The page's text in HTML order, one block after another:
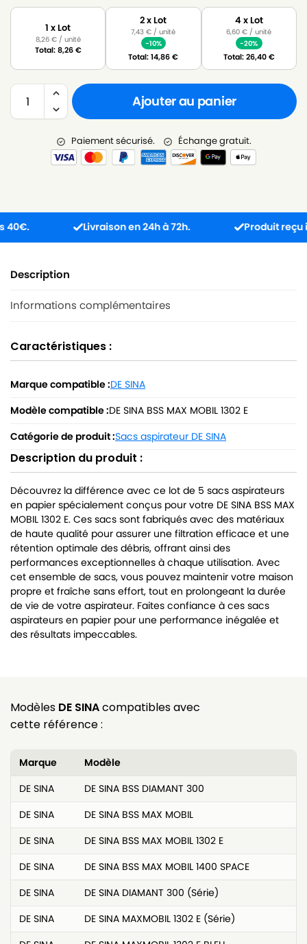
1 x Lot
8,26 €/ unité
Total:8,26€
2 x Lot
7,43€ / unité
-10%
Total:14,86€
4 x Lot
6,60€ / unité
-20%
Total:26,40€
Ajouter au panier
Paiement sécurisé. Échange gratuit.
Livraison en 24h à 72h. Produit reçu
Description
Informations complémentaires
Caractéristiques :
Marque compatible :DE SINA
Modèle compatible :DE SINA BSS MAX MOBIL 1302 E
Catégorie de produit :Sacs aspirateur DE SINA
Description du produit :
Découvrez la différence avec ce lot de 5 sacs aspirateurs
en papier spécialement conçus pour votre DE SINA BSS MAX
MOBIL 1302 E. Ces sacs sont fabriqués avec des matériaux
de haute qualité pour assurer une filtration efficace et une
rétention optimale des débris, offrant ainsi des
performances exceptionnelles à chaque utilisation. Avec
cet ensemble de sacs, vous pouvez maintenir votre maison
propre et fraîche sans effort, tout en prolongeant la durée
de vie de votre aspirateur. Faites confiance à ces sacs
aspirateurs en papier pour une performance inégalée et
des résultats impeccables.
Modèles DE SINAcompatibles avec
cette référence :
Marque
Modèle
DE SINA
DE SINA BSS DIAMANT 300
DE SINA
DE SINA BSS MAX MOBIL
DE SINA
DE SINA BSS MAX MOBIL 1302 E
DE SINA
DE SINA BSS MAX MOBIL 1400 SPACE
DE SINA
DE SINA DIAMANT 300 (Série)
DE SINA
DE SINA MAXMOBIL 1302 E (Série)